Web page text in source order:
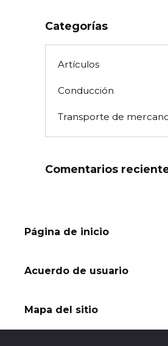
Categorías
Artículos
Conducción
Transporte de
Comentarios
Página de inicio
Acuerdo de usuario
Mapa del sitio